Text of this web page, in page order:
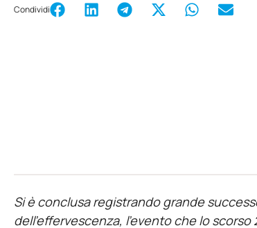
Condividi
Si è conclusa registrando grande
dell’effervescenza, l’evento che lo